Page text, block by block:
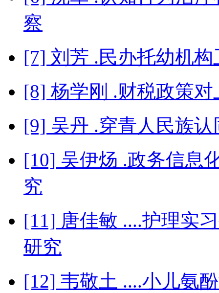
察
[7] 刘芳 .民办托幼机
[8] 杨学刚 .财税政策
[9] 吴丹 .穿青人民族
[10] 吴伊炀 .政务信息
究
[11] 唐佳敏 ....护理实
研究
[12] 韦敬土 ....小儿氨